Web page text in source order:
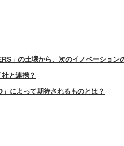
」の土壌から、次のイノベーション
と連携？
」によって期待されるものとは？